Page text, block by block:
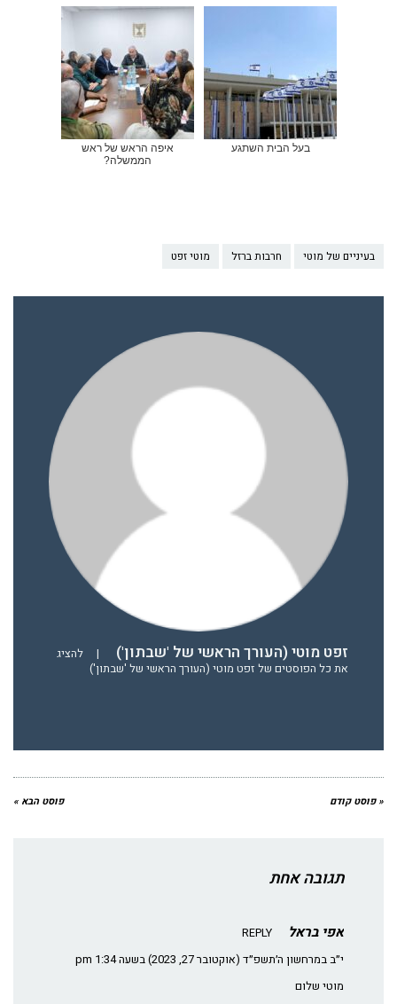
בעל הבית השתגע
איפה הראש של ראש
הממשלה?
בעיניים של מוטי חרבות ברזל מוטי זפט
זפט מוטי (העורך הראשי של 'שבתון') |
להציג
את כל הפוסטים של זפט מוטי (העורך הראשי של 'שבתון')
« פוסט קודם פוסט הבא »
תגובה אחת
אפי בראל
REPLY
י״ב במרחשון ה׳תשפ״ד (אוקטובר 27, 2023) בשעה 1:34 pm
מוטי שלום